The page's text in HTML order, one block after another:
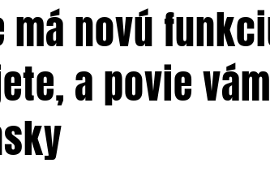
má novú
a povie